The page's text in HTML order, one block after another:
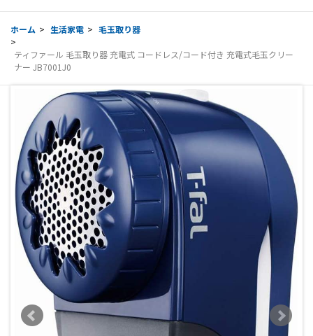
ホーム > 生活家電 > 毛玉取り器
>
ティファール 毛玉取り器 充電式 コードレス/コード付き 充電式毛玉クリー
ナー JB7001J0